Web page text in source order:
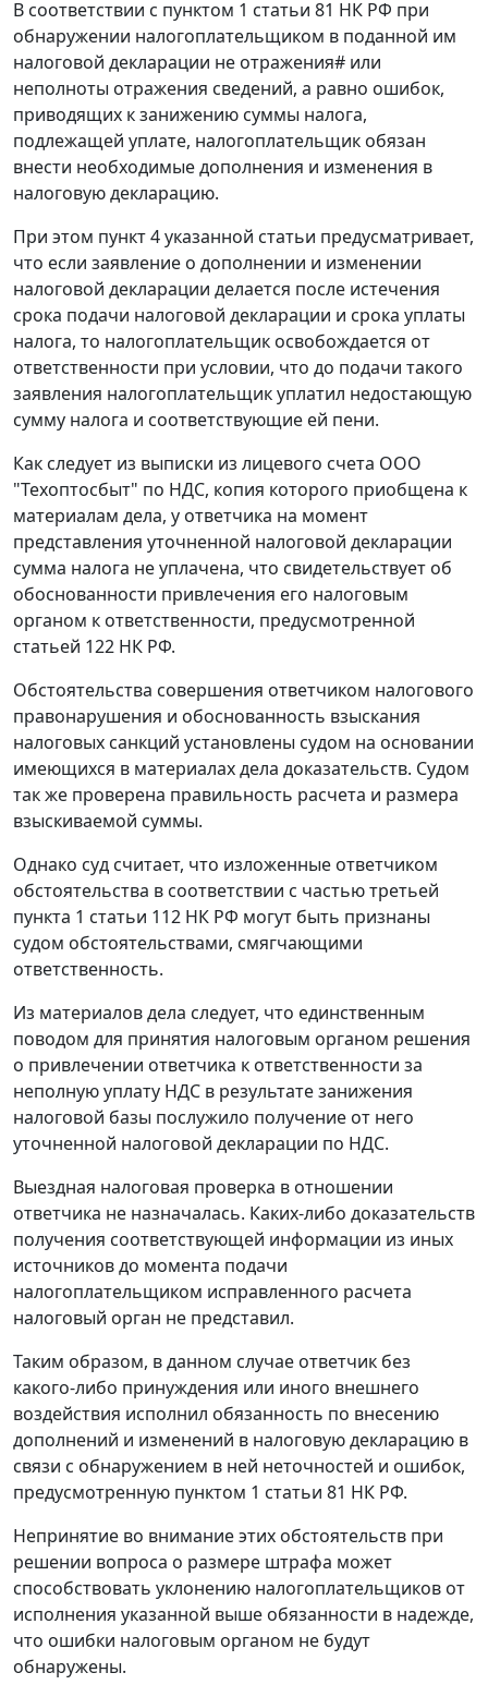
В соответствии с пунктом 1 статьи 81 НК РФ при
обнаружении налогоплательщиком в поданной им
налоговой декларации не отражения# или
неполноты отражения сведений, а равно ошибок,
приводящих к занижению суммы налога,
подлежащей уплате, налогоплательщик обязан
внести необходимые дополнения и изменения в
налоговую декларацию.
При этом пункт 4указанной статьи предусматривает,
что если заявление о дополнении и изменении
налоговой декларации делается после истечения
срока подачи налоговой декларации и срока уплаты
налога, то налогоплательщик освобождается от
ответственности при условии, что до подачи такого
заявления налогоплательщик уплатил недостающую
сумму налога и соответствующие ей пени.
Как следует из выписки из лицевого счета ООО
"Техоптосбыт" по НДС, копия которого приобщена к
материалам дела, у ответчика на момент
представления уточненной налоговой декларации
сумма налога не уплачена, что свидетельствует об
обоснованности привлечения его налоговым
органом к ответственности, предусмотренной
статьей 122 НК РФ.
Обстоятельства совершения ответчиком налогового
правонарушения и обоснованность взыскания
налоговых санкций установлены судом на основании
имеющихся в материалах дела доказательств. Судом
так же проверена правильность расчета и размера
взыскиваемой суммы.
Однако суд считает, что изложенные ответчиком
обстоятельства в соответствии с частью третьей
пункта 1 статьи 112 НК РФ могут быть признаны
судом обстоятельствами, смягчающими
ответственность.
Из материалов дела следует, что единственным
поводом для принятия налоговым органом решения
о привлечении ответчика к ответственности за
неполную уплату НДС в результате занижения
налоговой базы послужило получение от него
уточненной налоговой декларации по НДС.
Выездная налоговая проверка в отношении
ответчика не назначалась. Каких-либо доказательств
получения соответствующей информации из иных
источников до момента подачи
налогоплательщиком исправленного расчета
налоговый орган не представил.
Таким образом, в данном случае ответчик без
какого-либо принуждения или иного внешнего
воздействия исполнил обязанность по внесению
дополнений и изменений в налоговую декларацию в
связи с обнаружением в ней неточностей и ошибок,
предусмотренную пунктом 1 статьи 81 НК РФ.
Непринятие во внимание этих обстоятельств при
решении вопроса о размере штрафа может
способствовать уклонению налогоплательщиков от
исполнения указанной выше обязанности в надежде,
что ошибки налоговым органом не будут
обнаружены.